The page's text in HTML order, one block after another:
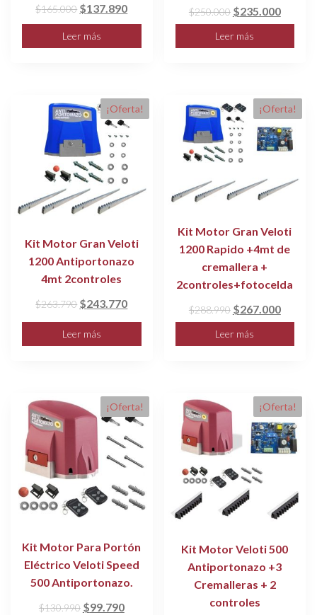
$165.000 El
precio
original
$137.890El
precio
Leer más
$250.000 El
precio
original
$235.000El
precio
actual
Leer más
¡Oferta!
Kit Motor Gran Veloti
1200 Antiportonazo
4mt 2controles
$263.790 El
precio
original
$243.770El
precio
Leer más
¡Oferta!
Kit Motor Gran Veloti
1200 Rapido +4mt de
cremallera +
2controles+fotocelda
$288.990 El
precio
original
$267.000El
precio
actual
Leer más
¡Oferta!
Kit Motor Para Portón
Eléctrico Veloti Speed
500 Antiportonazo.
$130.990 El
$99.790El
¡Oferta!
Kit Motor Veloti 500
Antiportonazo +3
Cremalleras + 2
controles